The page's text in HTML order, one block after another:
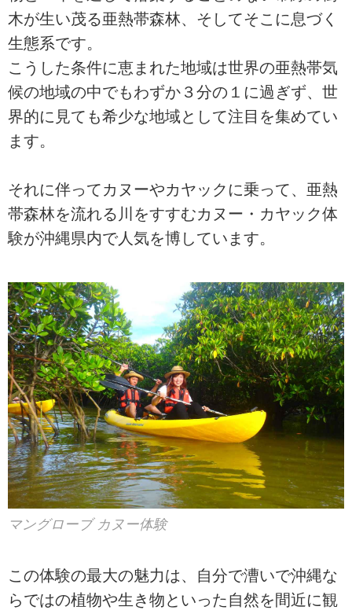
木が生い茂る亜熱帯森林、そしてそこに息づく
生態系です。
こうした条件に恵まれた地域は世界の亜熱帯気
候の地域の中でもわずか３分の１に過ぎず、世
界的に見ても希少な地域として注目を集めてい
ます。
それに伴ってカヌーやカヤックに乗って、亜熱
帯森林を流れる川をすすむカヌー・カヤック体
験が沖縄県内で人気を博しています。
マングローブ カヌー体験
この体験の最大の魅力は、自分で漕いで沖縄な
らではの植物や生き物といった自然を間近に観